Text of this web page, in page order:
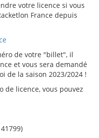
votre licence si vous
France depuis
de votre "billet", il
et vous sera demandé
de la saison 2023/2024 !
de licence, vous pouvez